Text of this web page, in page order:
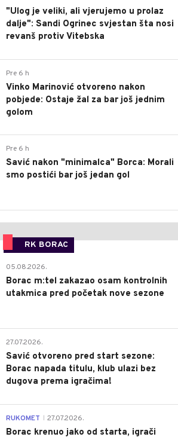
"Ulog je veliki, ali vjerujemo u prolaz
dalje": Sandi Ogrinec svjestan šta nosi
revanš protiv Vitebska
Pre 6 h
Vinko Marinović otvoreno nakon
pobjede: Ostaje žal za bar još jednim
golom
Pre 6 h
Savić nakon "minimalca" Borca: Morali
smo postići bar još jedan gol
RK BORAC
05.08.2026.
Borac m:tel zakazao osam kontrolnih
utakmica pred početak nove sezone
27.07.2026.
Savić otvoreno pred start sezone:
Borac napada titulu, klub ulazi bez
dugova prema igračima!
RUKOMET 27.07.2026.
Borac krenuo jako od starta, igrači